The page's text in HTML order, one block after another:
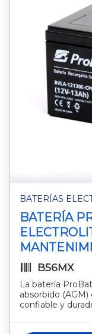
BATERÍAS
BATERÍA
B56MX
La batería
absorbido
confiable y